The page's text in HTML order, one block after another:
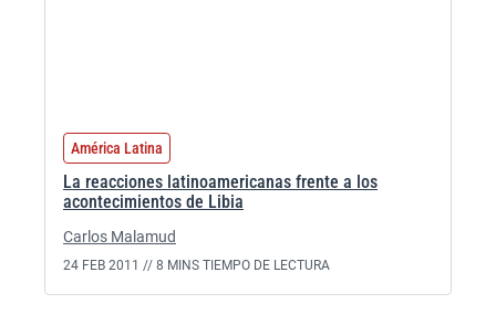
América Latina
La reacciones latinoamericanas frente a los
acontecimientos de Libia
Carlos Malamud
24 FEB 2011 // 8 MINS TIEMPO DE LECTURA